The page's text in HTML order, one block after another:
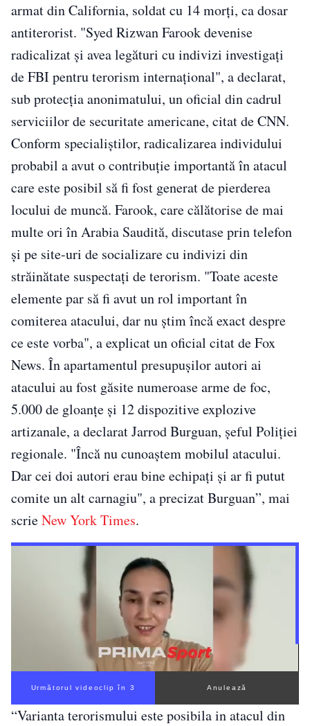
armat din California, soldat cu 14 morţi, ca dosar
antiterorist. "Syed Rizwan Farook devenise
radicalizat şi avea legături cu indivizi investigaţi
de FBI pentru terorism internaţional", a declarat,
sub protecţia anonimatului, un oficial din cadrul
serviciilor de securitate americane, citat de CNN.
Conform specialiştilor, radicalizarea individului
probabil a avut o contribuţie importantă în atacul
care este posibil să fi fost generat de pierderea
locului de muncă. Farook, care călătorise de mai
multe ori în Arabia Saudită, discutase prin telefon
şi pe site-uri de socializare cu indivizi din
străinătate suspectaţi de terorism. "Toate aceste
elemente par să fi avut un rol important în
comiterea atacului, dar nu ştim încă exact despre
ce este vorba", a explicat un oficial citat de Fox
News. În apartamentul presupuşilor autori ai
atacului au fost găsite numeroase arme de foc,
5.000 de gloanţe şi 12 dispozitive explozive
artizanale, a declarat Jarrod Burguan, şeful Poliţiei
regionale. "Încă nu cunoaştem mobilul atacului.
Dar cei doi autori erau bine echipaţi şi ar fi putut
comite un alt carnagiu", a precizat Burguan”, mai
scrieNew York Times.
Următorul videoclip în 3 Anulează
“Varianta terorismului este posibila in atacul din